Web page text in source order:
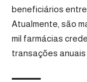
beneficiários
Atualmente, são
mil farmácias
transações anuais